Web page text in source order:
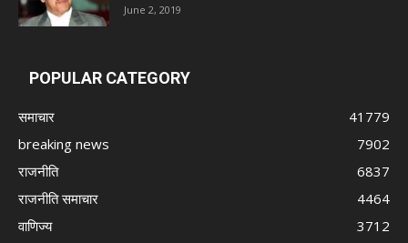
June 2, 2019
POPULAR CATEGORY
समाचार
41779
breaking news
7902
राजनीति
6837
राजनीति समाचार
4464
वाणिज्य
3712